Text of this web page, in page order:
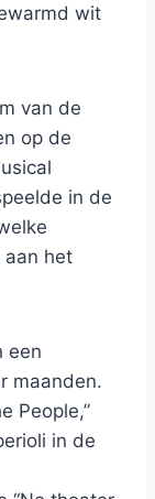
wit
van de
op de
in de
aan het
een
maanden.
People,”
in de